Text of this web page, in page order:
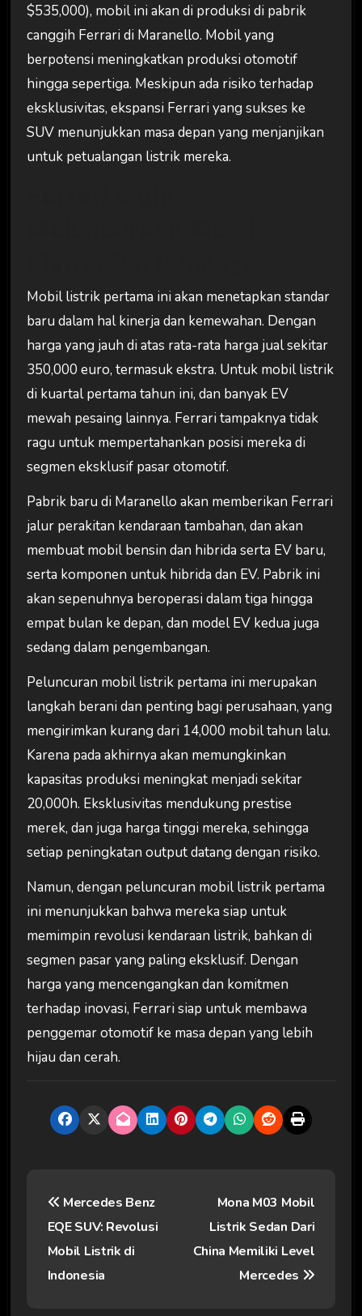
$535,000), mobil ini akan di produksi di pabrik
canggih Ferrari di Maranello. Mobil yang
berpotensi meningkatkan produksi otomotif
hingga sepertiga. Meskipun ada risiko terhadap
eksklusivitas, ekspansi Ferrari yang sukses ke
SUV menunjukkan masa depan yang menjanjikan
untuk petualangan listrik mereka.
Mobil listrik pertama ini akan menetapkan standar
baru dalam hal kinerja dan kemewahan. Dengan
harga yang jauh di atas rata-rata harga jual sekitar
350,000 euro, termasuk ekstra. Untuk mobil listrik
di kuartal pertama tahun ini, dan banyak EV
mewah pesaing lainnya. Ferrari tampaknya tidak
ragu untuk mempertahankan posisi mereka di
segmen eksklusif pasar otomotif.
Pabrik baru di Maranello akan memberikan Ferrari
jalur perakitan kendaraan tambahan, dan akan
membuat mobil bensin dan hibrida serta EV baru,
serta komponen untuk hibrida dan EV. Pabrik ini
akan sepenuhnya beroperasi dalam tiga hingga
empat bulan ke depan, dan model EV kedua juga
sedang dalam pengembangan.
Peluncuran mobil listrik pertama ini merupakan
langkah berani dan penting bagi perusahaan, yang
mengirimkan kurang dari 14,000 mobil tahun lalu.
Karena pada akhirnya akan memungkinkan
kapasitas produksi meningkat menjadi sekitar
20,000h. Eksklusivitas mendukung prestise
merek, dan juga harga tinggi mereka, sehingga
setiap peningkatan output datang dengan risiko.
Namun, dengan peluncuran mobil listrik pertama
ini menunjukkan bahwa mereka siap untuk
memimpin revolusi kendaraan listrik, bahkan di
segmen pasar yang paling eksklusif. Dengan
harga yang mencengangkan dan komitmen
terhadap inovasi, Ferrari siap untuk membawa
penggemar otomotif ke masa depan yang lebih
hijau dan cerah.
Mercedes Benz
EQE SUV: Revolusi
Mobil Listrik di
Indonesia
Mona M03 Mobil
Listrik Sedan Dari
China Memiliki Level
Mercedes